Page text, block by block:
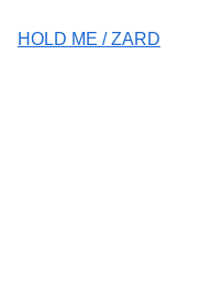
HOLD ME / ZARD